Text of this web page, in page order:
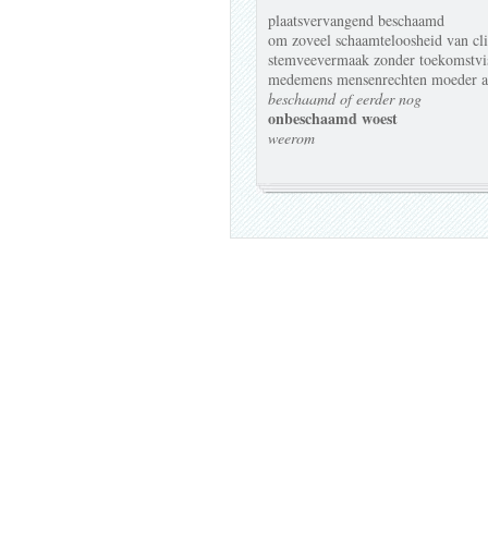
plaatsvervangend beschaamd
om zoveel schaamteloosheid van
stemveevermaak zonder
medemens mensenrechten moeder
beschaamd of eerder nog
onbeschaamd woest
weerom